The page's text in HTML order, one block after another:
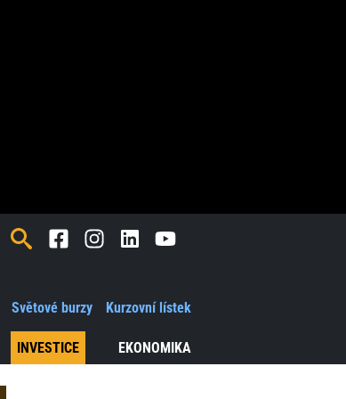
INVESTICE EKONOMIKA
Světové burzy Kurzovní lístek
FacebookInstagramLinkedInYoutube